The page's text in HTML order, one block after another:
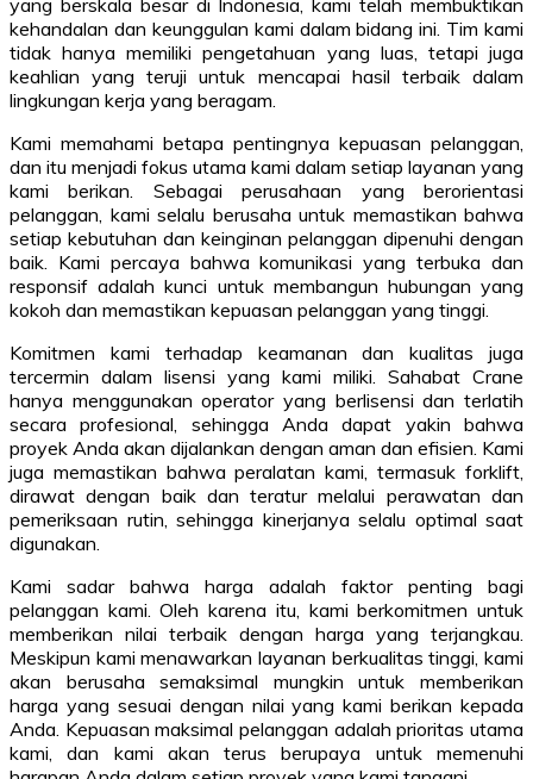
yang berskala besar di Indonesia, kami telah membuktikan
kehandalan dan keunggulan kami dalam bidang ini. Tim kami
tidak hanya memiliki pengetahuan yang luas, tetapi juga
keahlian yang teruji untuk mencapai hasil terbaik dalam
lingkungan kerja yang beragam.
Kami memahami betapa pentingnya kepuasan pelanggan,
dan itu menjadi fokus utama kami dalam setiap layanan yang
kami berikan. Sebagai perusahaan yang berorientasi
pelanggan, kami selalu berusaha untuk memastikan bahwa
setiap kebutuhan dan keinginan pelanggan dipenuhi dengan
baik. Kami percaya bahwa komunikasi yang terbuka dan
responsif adalah kunci untuk membangun hubungan yang
kokoh dan memastikan kepuasan pelanggan yang tinggi.
Komitmen kami terhadap keamanan dan kualitas juga
tercermin dalam lisensi yang kami miliki. Sahabat Crane
hanya menggunakan operator yang berlisensi dan terlatih
secara profesional, sehingga Anda dapat yakin bahwa
proyek Anda akan dijalankan dengan aman dan efisien. Kami
juga memastikan bahwa peralatan kami, termasuk forklift,
dirawat dengan baik dan teratur melalui perawatan dan
pemeriksaan rutin, sehingga kinerjanya selalu optimal saat
digunakan.
Kami sadar bahwa harga adalah faktor penting bagi
pelanggan kami. Oleh karena itu, kami berkomitmen untuk
memberikan nilai terbaik dengan harga yang terjangkau.
Meskipun kami menawarkan layanan berkualitas tinggi, kami
akan berusaha semaksimal mungkin untuk memberikan
harga yang sesuai dengan nilai yang kami berikan kepada
Anda. Kepuasan maksimal pelanggan adalah prioritas utama
kami, dan kami akan terus berupaya untuk memenuhi